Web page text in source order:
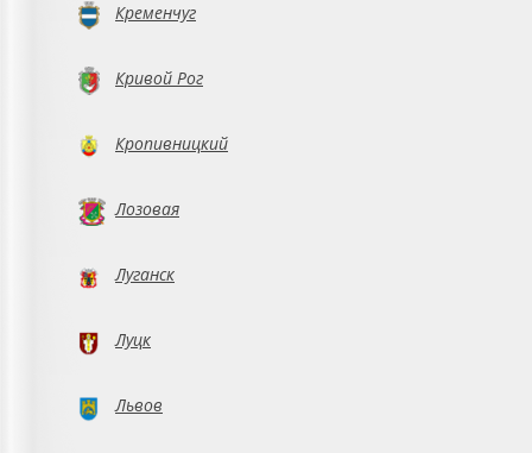
Кременчуг
Кривой Рог
Кропивницкий
Лозовая
Луганск
Луцк
Львов